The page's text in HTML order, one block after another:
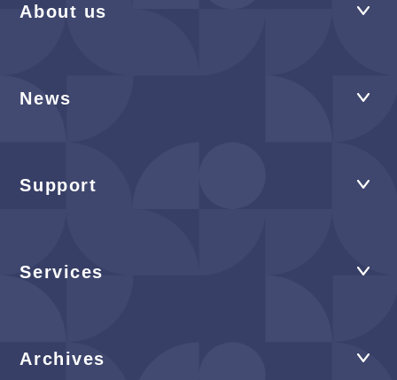
About us
News
Support
Services
Archives